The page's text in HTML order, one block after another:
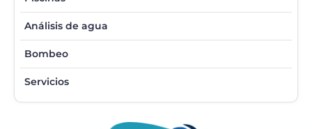
Análisis de agua
Bombeo
Servicios